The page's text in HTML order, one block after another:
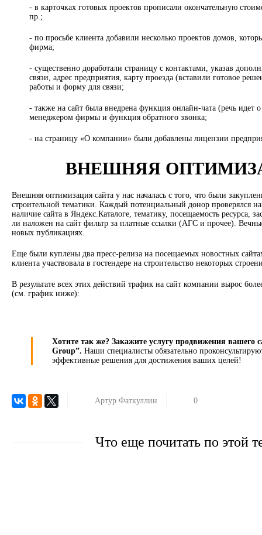
- в карточках готовых проектов прописали окончательную
пр.;
- по просьбе клиента добавили несколько проектов домов,
фирма;
- существенно доработали страницу с контактами, указав
связи, адрес предприятия, карту проезда (вставили готовое
работы и форму для связи;
- также на сайт была внедрена функция онлайн-чата (речь идет
менеджером фирмы и функция обратного звонка;
- на страницу «О компании» были добавлены лицензии
ВНЕШНЯЯ
Внешняя оптимизация сайта у нас началась с того, что были
строительной тематики. Каждый потенциальный донор проверялся
наличие сайта в Яндекс.Каталоге, тематику, посещаемость ресурса,
ли наложен на сайт фильтр за платные ссылки (АГС и прочее).
новых публикациях.
Еще были куплены два пресс-релиза на посещаемых новостных
клиента участвовала в гостендере на строительство некоторых
В результате всех этих действий трафик на сайт компании вырос
(см. график ниже):
Хотите так же? Закажите услугу продвижения
Group”. Наши специалисты обязательно
эффективные решения для достижения ваших целей!
Артур Фаткуллин 0 Comments
Что еще почитать по этой